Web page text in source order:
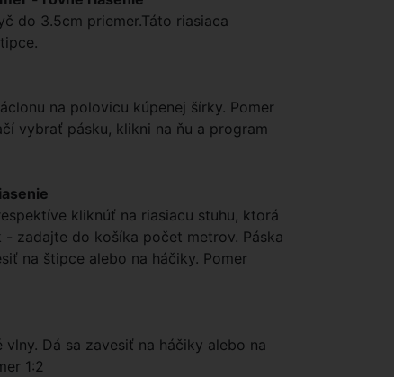
do 3.5cm priemer.Táto riasiaca
na polovicu kúpenej šírky. Pomer
vybrať pásku, klikni na ňu a program
kliknúť na riasiacu stuhu, ktorá
zadajte do košíka počet metrov. Páska
na štipce alebo na háčiky. Pomer
Dá sa zavesiť na háčiky alebo na
1:2